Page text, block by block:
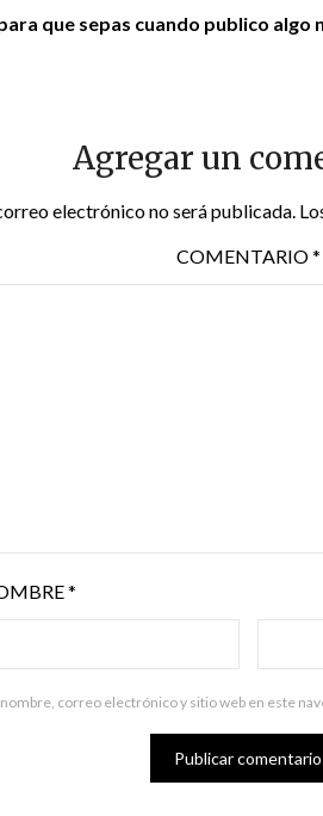
que sepas cuando publico algo
Agregar un
electrónico no será publicada.
COMENTARIO*
*
correo electrónico y sitio web en este